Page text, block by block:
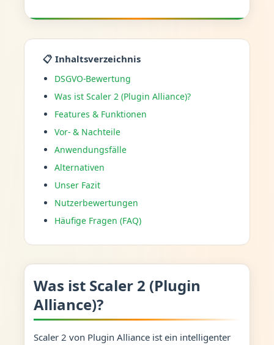
📋 Inhaltsverzeichnis
DSGVO-Bewertung
Was ist Scaler 2 (Plugin Alliance)?
Features & Funktionen
Vor- & Nachteile
Anwendungsfälle
Alternativen
Unser Fazit
Nutzerbewertungen
Häufige Fragen (FAQ)
Was ist Scaler 2 (Plugin
Alliance)?
Scaler 2 von Plugin Alliance ist ein intelligenter